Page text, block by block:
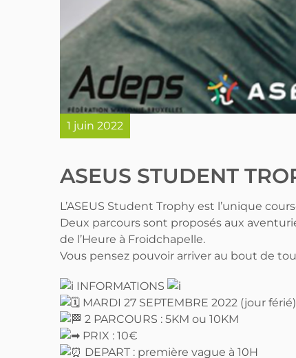
ASEUS STUDENT
1 juin 2022
L’ASEUS Student Trophy est l’unique
Deux parcours sont proposés aux
de l’Heure à Froidchapelle.
Vous pensez pouvoir arriver au bout de
INFORMATIONS
MARDI 27 SEPTEMBRE 2022 (jour férié)
2 PARCOURS : 5KM ou 10KM
PRIX : 10€
DEPART : première vague à 10H